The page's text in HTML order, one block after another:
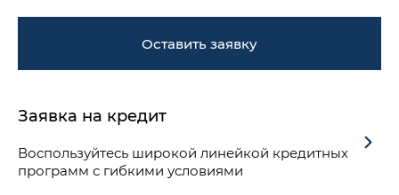
Оставить заявку
Заявка на кредит
Воспользуйтесь широкой линейкой кредитных
программ с гибкими условиями